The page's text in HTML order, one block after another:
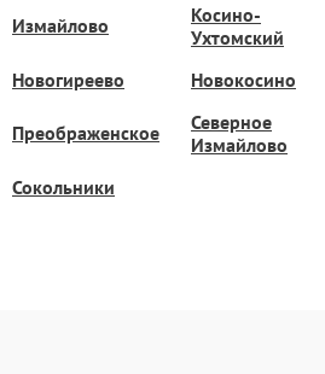
Измайлово
Косино-
Ухтомский
Новогиреево Новокосино
Преображенское
Северное
Измайлово
Сокольники